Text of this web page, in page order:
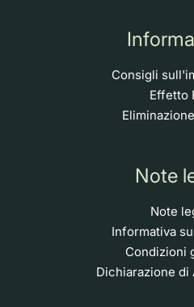
Consigli
Effetto
Note
Note
Informativa
Condizioni
Dichiarazione